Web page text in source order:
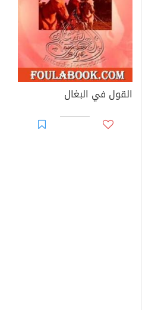
القول في البغال